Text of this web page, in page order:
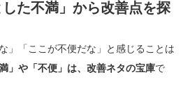
た不満」から改善点を探
」「ここが不便だな」と感じることは
満」や「不便」は、改善ネタの宝庫で